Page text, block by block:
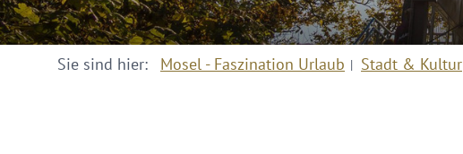
Sie sind hier: Mosel - Faszination Urlaub Stadt & Kultur